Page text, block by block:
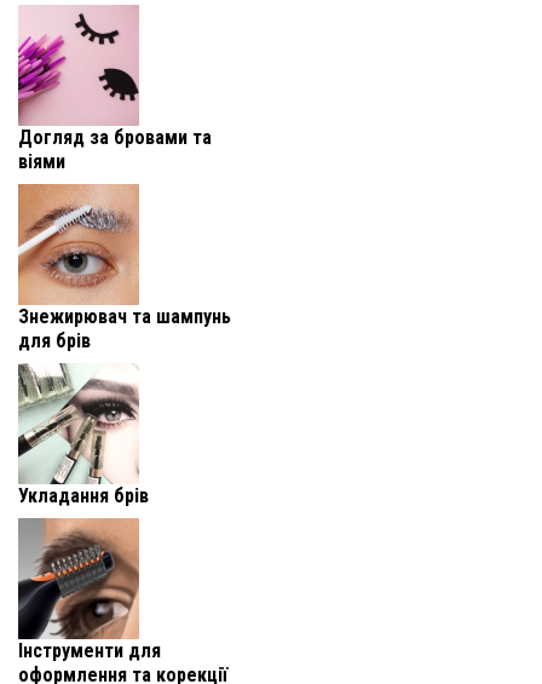
Догляд за бровами та
віями
Знежирювач та шампунь
для брів
Укладання брів
Інструменти для
оформлення та корекції